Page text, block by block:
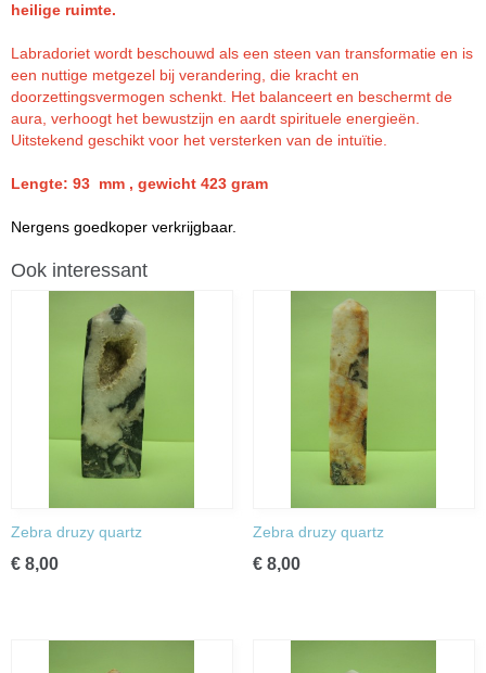
heilige ruimte.
Labradoriet wordt beschouwd als een steen van transformatie en is
een nuttige metgezel bij verandering, die kracht en
doorzettingsvermogen schenkt. Het balanceert en beschermt de
aura, verhoogt het bewustzijn en aardt spirituele energieën.
Uitstekend geschikt voor het versterken van de intuïtie.
Lengte: 93 mm , gewicht 423 gram
Nergens goedkoper verkrijgbaar.
Ook interessant
Zebra druzy quartz
€ 8,00
Zebra druzy quartz
€ 8,00